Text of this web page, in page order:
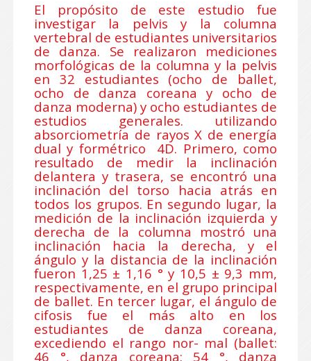
El propósito de este estudio fue
investigar la pelvis y la columna
vertebral de estudiantes universitarios
de danza. Se realizaron mediciones
morfológicas de la columna y la pelvis
en 32 estudiantes (ocho de ballet,
ocho de danza coreana y ocho de
danza moderna) y ocho estudiantes de
estudios generales. utilizando
absorciometría de rayos X de energía
dual y formétrico 4D. Primero, como
resultado de medir la inclinación
delantera y trasera, se encontró una
inclinación del torso hacia atrás en
todos los grupos. En segundo lugar, la
medición de la inclinación izquierda y
derecha de la columna mostró una
inclinación hacia la derecha, y el
ángulo y la distancia de la inclinación
fueron 1,25 ± 1,16 ° y 10,5 ± 9,3 mm,
respectivamente, en el grupo principal
de ballet. En tercer lugar, el ángulo de
cifosis fue el más alto en los
estudiantes de danza coreana,
excediendo el rango nor- mal (ballet:
46 °, danza coreana: 54 °, danza